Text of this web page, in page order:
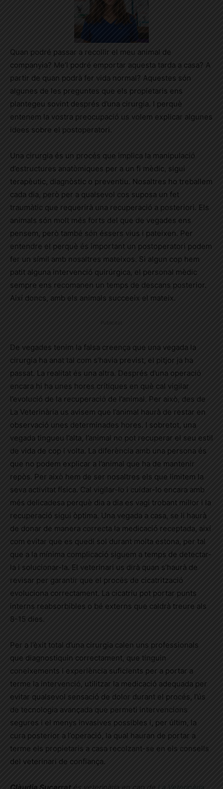
Quan podré passar a recollir el meu animal de
companyia? Me’l podré emportar aquesta tarda a casa? A
partir de quan podrà fer vida normal? Aquestes són
algunes de les preguntes que els propietaris ens
plantegeu sovint després d’una cirurgia. I perquè
entenem la vostra preocupació us volem explicar algunes
idees sobre el postoperatori.
Una cirurgia és un procés que implica la manipulació
d’estructures anatòmiques per a un fi mèdic, sigui
terapèutic, diagnòstic o preventiu. Nosaltres ho treballem
cada dia, però per a qualsevol cos suposa un fet
traumàtic que requerirà una recuperació a posteriori. Els
animals són molt més forts del que de vegades ens
pensem, però també són éssers vius i pateixen. Per
entendre el perquè és important un postoperatori podem
fer un símil amb nosaltres mateixos. Si algun cop hem
patit alguna intervenció quirúrgica, el personal mèdic
sempre ens recomanen un temps de descans posterior.
Així doncs, amb els animals succeeix el mateix.
Publicitat
De vegades tenim la falsa creença que una vegada la
cirurgia ha anat tal com s’havia previst, el pitjor ja ha
passat. La realitat és una altra. Després d’una operació
encara hi ha unes hores crítiques en què cal vigilar
l’evolució de la recuperació de l’animal. Per això, des de
La Veterinària us avisem que l’animal haurà de restar en
observació unes determinades hores. I sobretot, una
vegada tingueu l’alta, l’animal no pot recuperar el seu estil
de vida de cop i volta. La diferència amb una persona és
que no podem explicar a l’animal que ha de mantenir
repòs. Per això hem de ser nosaltres els que limitem la
seva activitat física. Cal vigilar-lo i cuidar-lo encara amb
més delicadesa perquè dia a dia es vagi trobant millor i la
recuperació sigui òptima. Una vegada a casa, se li haurà
de donar de manera correcta la medicació receptada, així
com evitar que es quedi sol durant molta estona, per tal
que a la mínima complicació siguem a temps de detectar-
la i solucionar-la. El veterinari us dirà quan s’haurà de
revisar per garantir que el procés de cicatrització
evoluciona correctament. La cicatriu pot portar punts
interns reabsorbibles o bé externs que caldrà treure als
8-15 dies.
Per a l’èxit total d’una cirurgia calen uns professionals
que diagnostiquin correctament, que tinguin
coneixements i experiència suficients per a portar a
terme la intervenció, utilitzar la medicació adequada per
evitar qualsevol sensació de dolor durant el procés, l’ús
de tecnologia avançada que permeti intervencions
segures i el menys invasives possibles i, per últim, la
cura posterior a l’operació, la qual hauran de portar a
terme els propietaris a casa recolzant-se en els consells
del veterinari de confiança.